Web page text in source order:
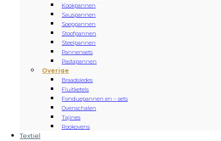
Kookpannen
Sauspannen
Soeppannen
Stoofpannen
Steelpannen
Pannensets
Pastapannen
Overige
Braadsledes
Fluitketels
Fonduepannen en – sets
Ovenschalen
Tajines
Rookovens
Textiel